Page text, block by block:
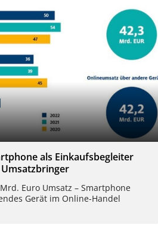
als Einkaufsbegleiter
Euro Umsatz – Smartphone
Gerät im Online-Handel